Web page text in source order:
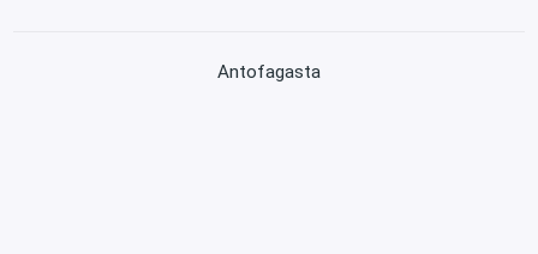
Antofagasta